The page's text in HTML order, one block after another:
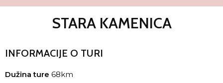
STARA KAMENICA
INFORMACIJE O TURI
Dužina ture 68km